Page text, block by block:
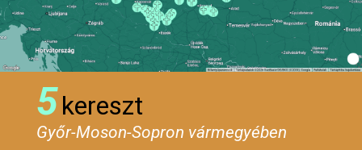
5kereszt
Győr-Moson-Sopron vármegyében